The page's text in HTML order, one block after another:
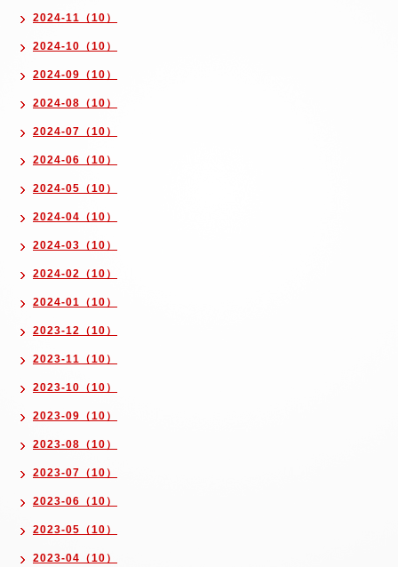
2024-11（10）
2024-10（10）
2024-09（10）
2024-08（10）
2024-07（10）
2024-06（10）
2024-05（10）
2024-04（10）
2024-03（10）
2024-02（10）
2024-01（10）
2023-12（10）
2023-11（10）
2023-10（10）
2023-09（10）
2023-08（10）
2023-07（10）
2023-06（10）
2023-05（10）
2023-04（10）